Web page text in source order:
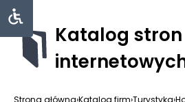
Katalog stron
Strona główna›Katalog firm›Turystyka›